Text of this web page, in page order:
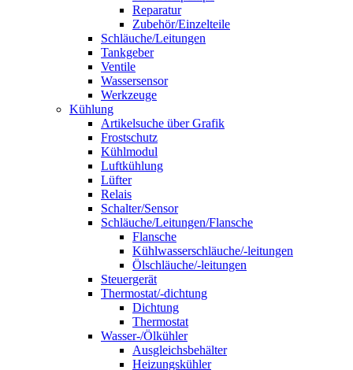
Reparatur
Zubehör/Einzelteile
Schläuche/Leitungen
Tankgeber
Ventile
Wassersensor
Werkzeuge
Kühlung
Artikelsuche über Grafik
Frostschutz
Kühlmodul
Luftkühlung
Lüfter
Relais
Schalter/Sensor
Schläuche/Leitungen/Flansche
Flansche
Kühlwasserschläuche/-leitungen
Ölschläuche/-leitungen
Steuergerät
Thermostat/-dichtung
Dichtung
Thermostat
Wasser-/Ölkühler
Ausgleichsbehälter
Heizungskühler